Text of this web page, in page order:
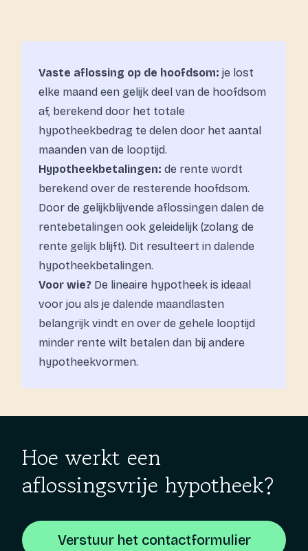
Vaste aflossing op de hoofdsom: je lost
elke maand een gelijk deel van de hoofdsom
af, berekend door het totale
hypotheekbedrag te delen door het aantal
maanden van de looptijd.
Hypotheekbetalingen: de rente wordt
berekend over de resterende hoofdsom.
Door de gelijkblijvende aflossingen dalen de
rentebetalingen ook geleidelijk (zolang de
rente gelijk blijft). Dit resulteert in dalende
hypotheekbetalingen.
Voor wie? De lineaire hypotheek is ideaal
voor jou als je dalende maandlasten
belangrijk vindt en over de gehele looptijd
minder rente wilt betalen dan bij andere
hypotheekvormen.
Hoe werkt een
aflossingsvrije hypotheek?
Verstuur het contactformulier